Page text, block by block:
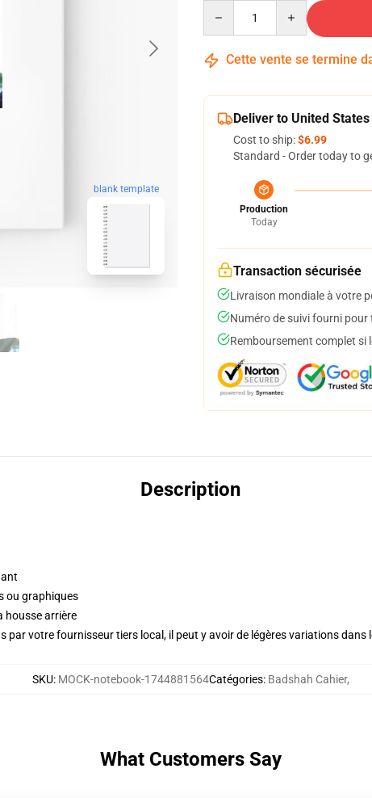
blank template
Cette vente se termine
Deliver to United States
Cost to ship:$6.99
Standard - Order today to
Production
Today
Transaction sécurisée
Livraison mondiale à votre
Numéro de suivi fourni pour
Remboursement complet si
Description
ou graphiques
housse arrière
par votre fournisseur tiers local, il peut y avoir de légères variations dans
SKU: MOCK-notebook-1744881564Catégories: Badshah Cahier,
What Customers Say